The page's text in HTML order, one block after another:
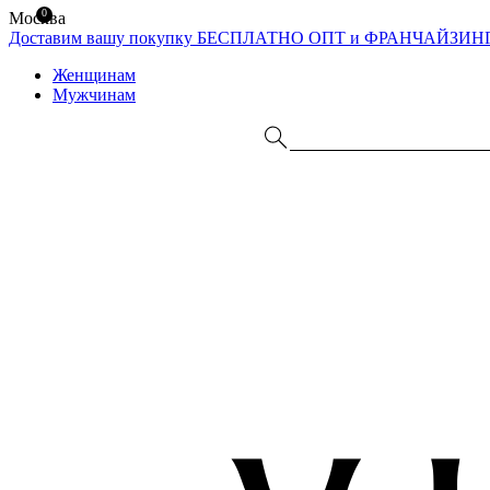
Москва
Доставим вашу покупку БЕСПЛАТНО ОПТ и
Женщинам
Мужчинам
0